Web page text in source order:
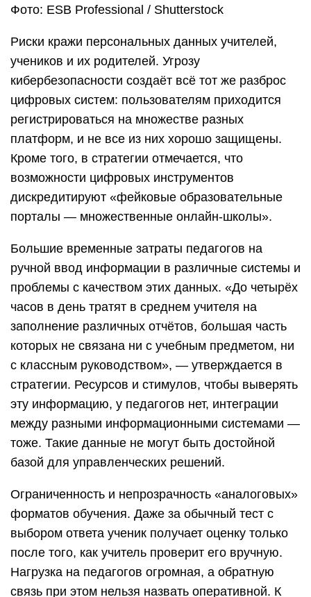
Фото: ESB Professional / Shutterstock
Риски кражи персональных данных учителей,
учеников и их родителей. Угрозу
кибербезопасности создаёт всё тот же разброс
цифровых систем: пользователям приходится
регистрироваться на множестве разных
платформ, и не все из них хорошо защищены.
Кроме того, в стратегии отмечается, что
возможности цифровых инструментов
дискредитируют «фейковые образовательные
порталы — множественные онлайн-школы».
Большие временные затраты педагогов на
ручной ввод информации в различные системы и
проблемы с качеством этих данных. «До четырёх
часов в день тратят в среднем учителя на
заполнение различных отчётов, большая часть
которых не связана ни с учебным предметом, ни
с классным руководством», — утверждается в
стратегии. Ресурсов и стимулов, чтобы выверять
эту информацию, у педагогов нет, интеграции
между разными информационными системами —
тоже. Такие данные не могут быть достойной
базой для управленческих решений.
Ограниченность и непрозрачность «аналоговых»
форматов обучения. Даже за обычный тест с
выбором ответа ученик получает оценку только
после того, как учитель проверит его вручную.
Нагрузка на педагогов огромная, а обратную
связь при этом нельзя назвать оперативной. К